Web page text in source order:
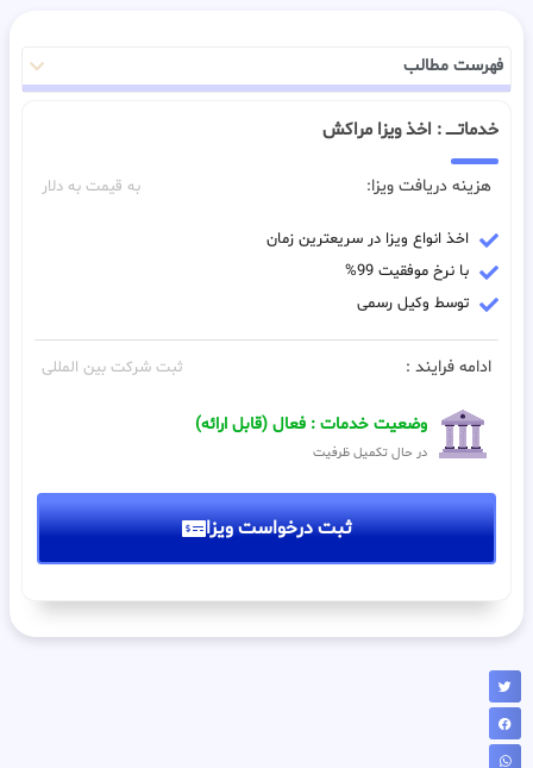
فهرست مطالب
خدماتـــــ : اخذ ویزا مراکش
هزینه دریافت ویزا: به قیمت به دلار
اخذ انواع ویزا در سریعترین زمان
با نرخ موفقیت 99%
توسط وکیل رسمی
ادامه فرایند : ثبت شرکت بین المللی
وضعیت خدمات : فعال (قابل ارائه)
در حال تکمیل ظرفیت
ثبت درخواست ویزا